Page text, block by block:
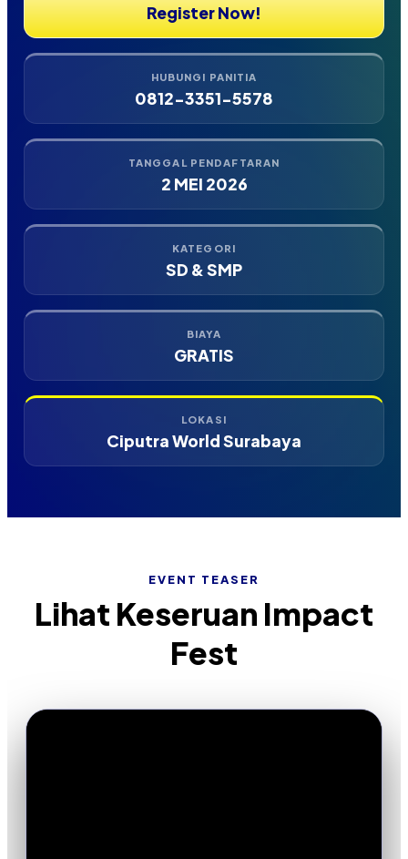
Register Now!
HUBUNGI PANITIA
0812-3351-5578
TANGGAL PENDAFTARAN
2 MEI 2026
KATEGORI
SD & SMP
BIAYA
GRATIS
LOKASI
Ciputra World Surabaya
EVENT TEASER
Lihat Keseruan Impact
Fest